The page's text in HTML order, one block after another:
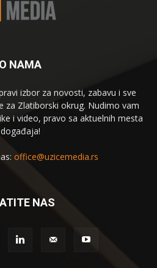
O NAMA
izbor za novosti, zabavu i sve
za Zlatiborski okrug. Nudimo vam
i video, pravo sa aktuelnih mesta
događaja!
office@uzicemedia.rs
NAS